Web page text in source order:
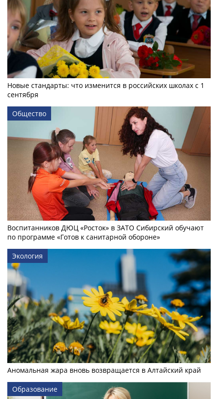
Новые стандарты: что изменится в российских школах с 1
сентября
Общество
Воспитанников ДЮЦ «Росток» в ЗАТО Сибирский обучают
по программе «Готов к санитарной обороне»
Экология
Аномальная жара вновь возвращается в Алтайский край
Образование